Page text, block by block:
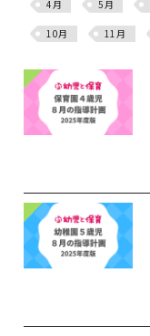
4月 5月
10月 11月